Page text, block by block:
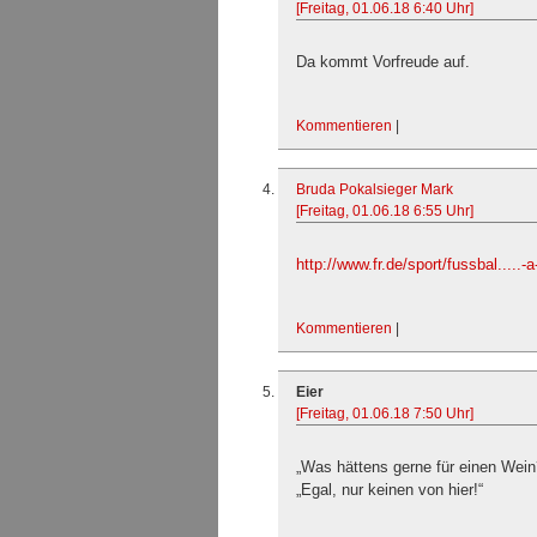
[Freitag, 01.06.18 6:40 Uhr]
Da kommt Vorfreude auf.
Kommentieren |
Bruda Pokalsieger Mark
[Freitag, 01.06.18 6:55 Uhr]
http://www.fr.de/sport/fussbal.....-
Kommentieren |
Eier
[Freitag, 01.06.18 7:50 Uhr]
„Was hättens gerne für einen
„Egal, nur keinen von hier!“